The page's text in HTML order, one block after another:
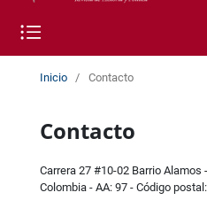
Inicio / Contacto
Contacto
Carrera 27 #10-02 Barrio Alamos
Colombia - AA: 97 - Código